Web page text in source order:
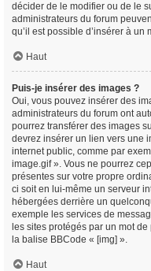
décider de le modifier ou de le
administrateurs du forum
qu’il est possible d’insérer à un
Haut
Puis-je insérer des images ?
Oui, vous pouvez insérer des
administrateurs du forum ont
pourrez transférer des images
devrez insérer un lien vers une
internet public, comme par
image.gif ». Vous ne pourrez
présentes sur votre propre
ci soit en lui-même un serveur
hébergées derrière un
exemple les services de
les sites protégés par un mot
la balise BBCode « [img] ».
Haut